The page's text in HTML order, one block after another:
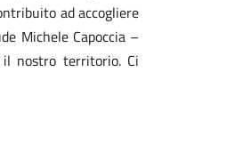
ad accogliere
Michele Capoccia –
nostro territorio. Ci